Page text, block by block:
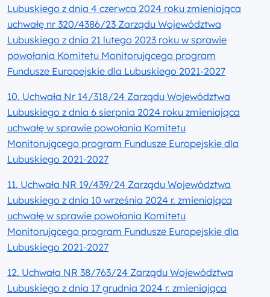
Lubuskiego z dnia 4 czerwca 2024 roku zmieniająca
uchwałę nr 320/4386/23 Zarządu Województwa
Lubuskiego z dnia 21 lutego 2023 roku w sprawie
powołania Komitetu Monitorującego program
Fundusze Europejskie dla Lubuskiego 2021-2027
10. Uchwała Nr 14/318/24 Zarządu Województwa
Lubuskiego z dnia 6 sierpnia 2024 roku zmieniająca
uchwałę w sprawie powołania Komitetu
Monitorującego program Fundusze Europejskie dla
Lubuskiego 2021-2027
11. Uchwała NR 19/439/24 Zarządu Województwa
Lubuskiego z dnia 10 września 2024 r. zmieniająca
uchwałę w sprawie powołania Komitetu
Monitorującego program Fundusze Europejskie dla
Lubuskiego 2021-2027
12. Uchwała NR 38/763/24 Zarządu Województwa
Lubuskiego z dnia 17 grudnia 2024 r. zmieniająca